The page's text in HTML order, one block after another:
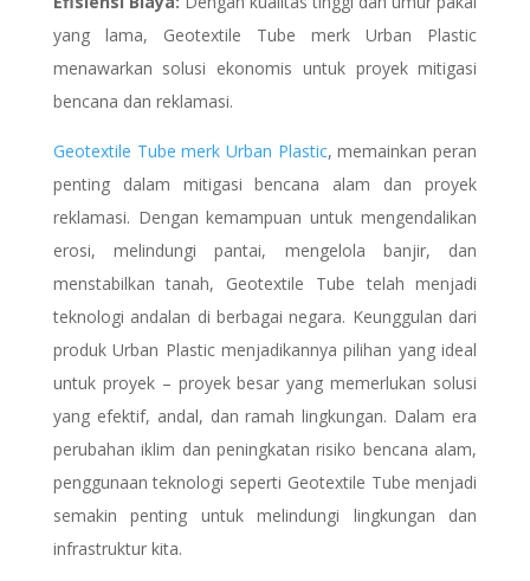
yang lama, Geotextile Tube merk Urban Plastic
menawarkan solusi ekonomis untuk proyek mitigasi
bencana dan reklamasi.
Geotextile Tube merk Urban Plastic, memainkan peran
penting dalam mitigasi bencana alam dan proyek
reklamasi. Dengan kemampuan untuk mengendalikan
erosi, melindungi pantai, mengelola banjir, dan
menstabilkan tanah, Geotextile Tube telah menjadi
teknologi andalan di berbagai negara. Keunggulan dari
produk Urban Plastic menjadikannya pilihan yang ideal
untuk proyek – proyek besar yang memerlukan solusi
yang efektif, andal, dan ramah lingkungan. Dalam era
perubahan iklim dan peningkatan risiko bencana alam,
penggunaan teknologi seperti Geotextile Tube menjadi
semakin penting untuk melindungi lingkungan dan
infrastruktur kita.